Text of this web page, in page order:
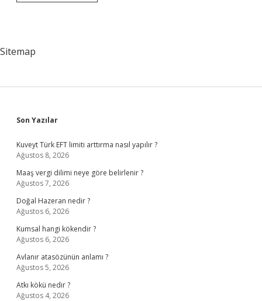
Sitemap
Sidebar
Son Yazılar
Kuveyt Türk EFT limiti arttırma nasıl yapılır ?
Ağustos 8, 2026
Maaş vergi dilimi neye göre belirlenir ?
Ağustos 7, 2026
Doğal Hazeran nedir ?
Ağustos 6, 2026
Kumsal hangi kökendir ?
Ağustos 6, 2026
Avlanır atasözünün anlamı ?
Ağustos 5, 2026
Atkı kökü nedir ?
Ağustos 4, 2026